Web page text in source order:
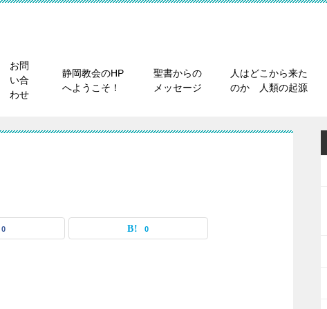
お問
い合
わせ
静岡教会のHP
へようこそ！
聖書からの
メッセージ
人はどこから来た
のか 人類の起源
0 0